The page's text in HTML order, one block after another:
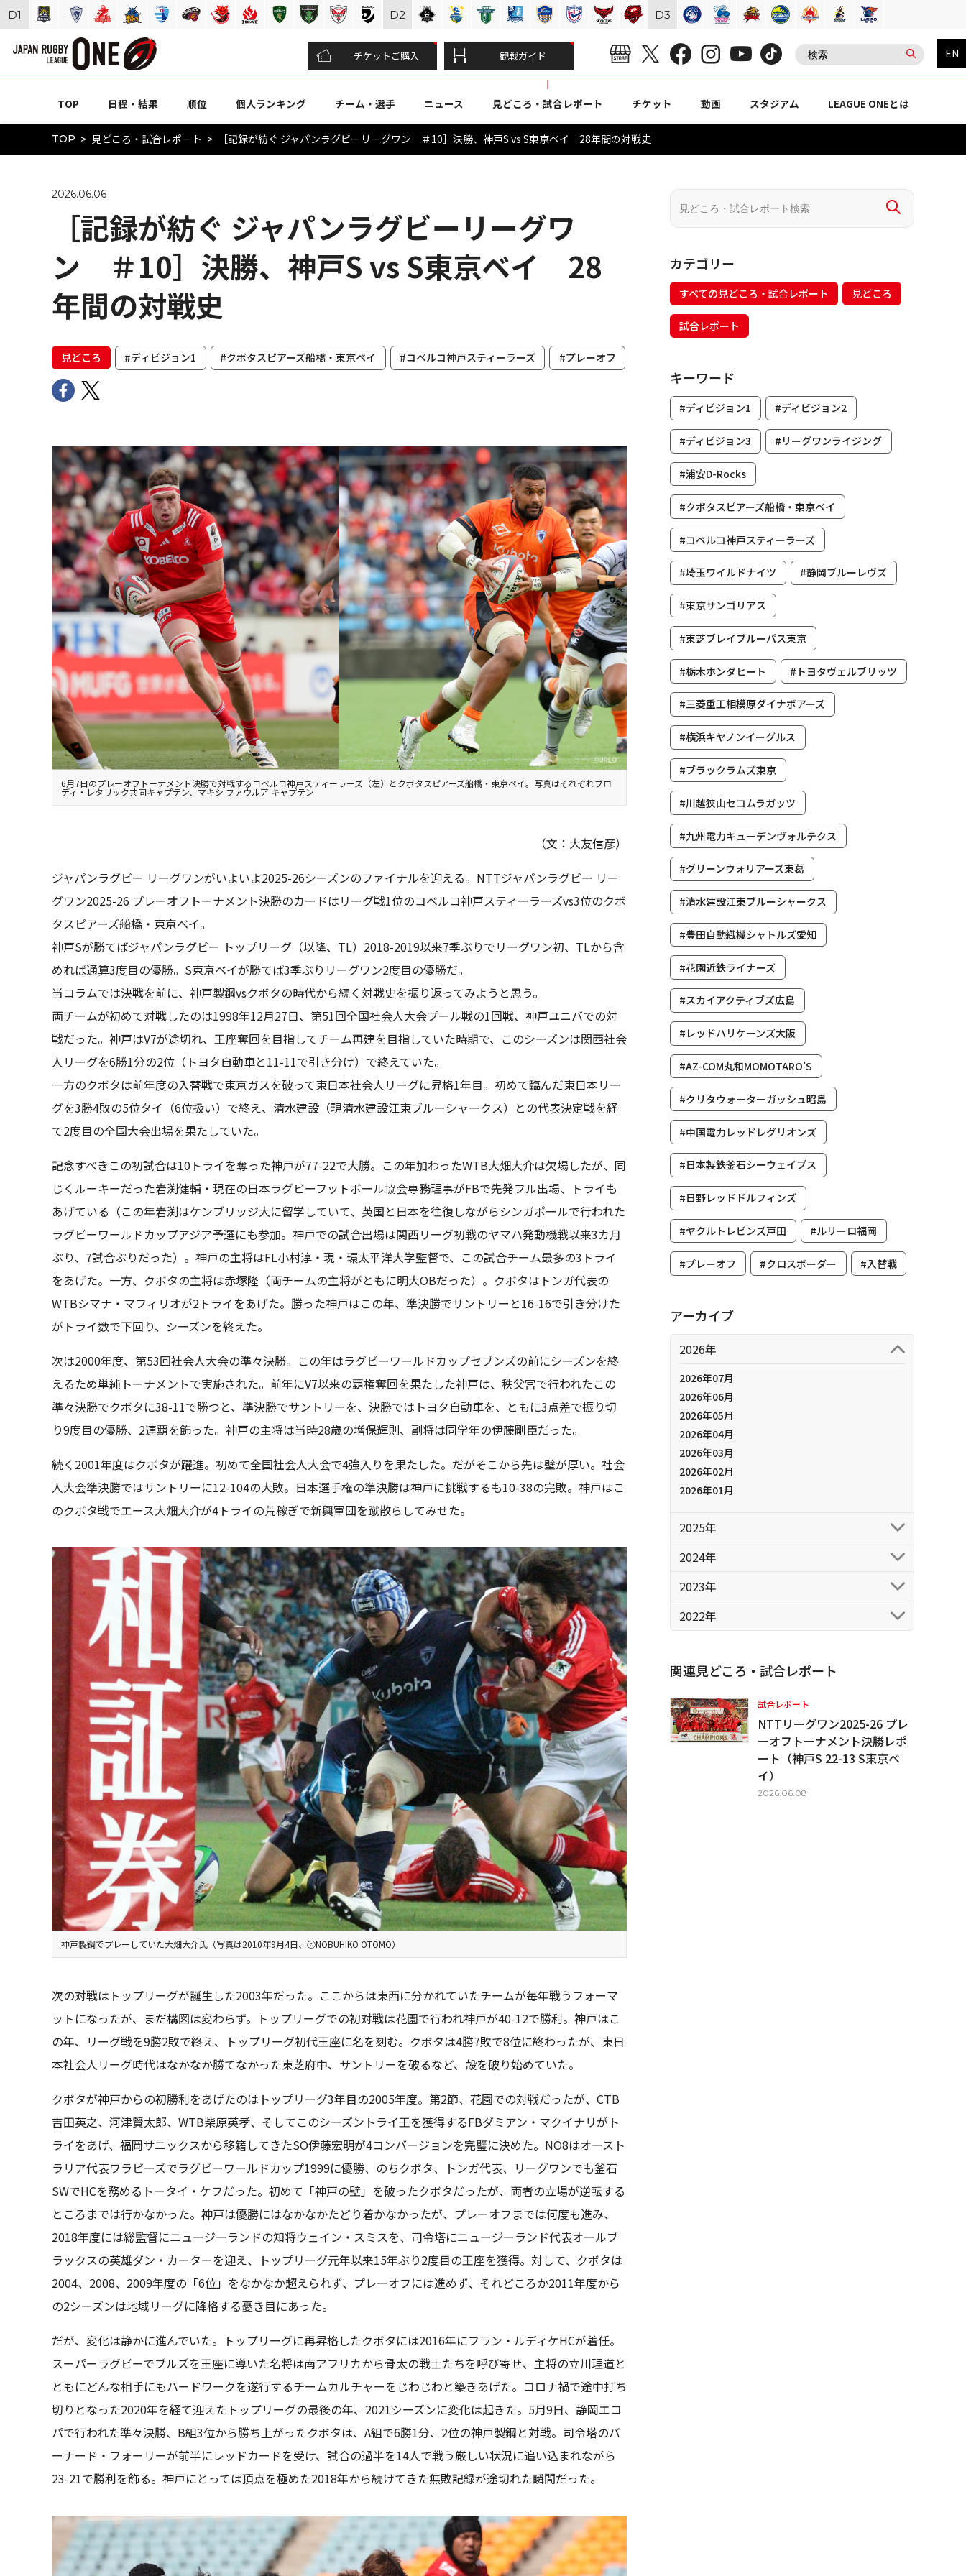
チケットご購入 観戦ガイド EN
TOP 日程・結果 順位 個人ランキング チーム・選手 ニュース 見どころ・試合レポート チケット 動画 スタジアム LEAGUE ONEとは
TOP 見どころ・試合レポート ［記録が紡ぐ ジャパンラグビーリーグワン ＃10］決勝、神戸S vs S東京ベイ 28年間の対戦史
2026.06.06
［記録が紡ぐ ジャパンラグビーリーグワ
ン ＃10］決勝、神戸S vs S東京ベイ 28
年間の対戦史
見どころ #ディビジョン1 #クボタスピアーズ船橋・東京ベイ #コベルコ神戸スティーラーズ #プレーオフ
6月7日のプレーオフトーナメント決勝で対戦するコベルコ神戸スティーラーズ（左）とクボタスピアーズ船橋・東京ベイ。写真はそれぞれブロ
ディ・レタリック共同キャプテン、マキシ ファウルア キャプテン
（文：大友信彦）
ジャパンラグビー リーグワンがいよいよ2025-26シーズンのファイナルを迎える。NTTジャパンラグビー リー
グワン2025-26 プレーオフトーナメント決勝のカードはリーグ戦1位のコベルコ神戸スティーラーズvs3位のクボ
タスピアーズ船橋・東京ベイ。
神戸Sが勝てばジャパンラグビー トップリーグ（以降、TL）2018-2019以来7季ぶりでリーグワン初、TLから含
めれば通算3度目の優勝。S東京ベイが勝てば3季ぶりリーグワン2度目の優勝だ。
当コラムでは決戦を前に、神戸製鋼vsクボタの時代から続く対戦史を振り返ってみようと思う。
両チームが初めて対戦したのは1998年12月27日、第51回全国社会人大会プール戦の1回戦、神戸ユニバでの対
戦だった。神戸はV7が途切れ、王座奪回を目指してチーム再建を目指していた時期で、このシーズンは関西社会
人リーグを6勝1分の2位（トヨタ自動車と11-11で引き分け）で終えていた。
一方のクボタは前年度の入替戦で東京ガスを破って東日本社会人リーグに昇格1年目。初めて臨んだ東日本リー
グを3勝4敗の5位タイ（6位扱い）で終え、清水建設（現清水建設江東ブルーシャークス）との代表決定戦を経
て2度目の全国大会出場を果たしていた。
記念すべきこの初試合は10トライを奪った神戸が77-22で大勝。この年加わったWTB大畑大介は欠場したが、同
じくルーキーだった岩渕健輔・現在の日本ラグビーフットボール協会専務理事がFBで先発フル出場、トライも
あげている（この年岩渕はケンブリッジ大に留学していて、英国と日本を往復しながらシンガポールで行われた
ラグビーワールドカップアジア予選にも参加。神戸での試合出場は関西リーグ初戦のヤマハ発動機戦以来3カ月
ぶり、7試合ぶりだった）。神戸の主将はFL小村淳・現・環太平洋大学監督で、この試合チーム最多の3トライ
をあげた。一方、クボタの主将は赤塚隆（両チームの主将がともに明大OBだった）。クボタはトンガ代表の
WTBシマナ・マフィリオが2トライをあげた。勝った神戸はこの年、準決勝でサントリーと16-16で引き分けた
がトライ数で下回り、シーズンを終えた。
次は2000年度、第53回社会人大会の準々決勝。この年はラグビーワールドカップセブンズの前にシーズンを終
えるため単純トーナメントで実施された。前年にV7以来の覇権奪回を果たした神戸は、秩父宮で行われたこの
準々決勝でクボタに38-11で勝つと、準決勝でサントリーを、決勝ではトヨタ自動車を、ともに3点差で振り切
り9度目の優勝、2連覇を飾った。神戸の主将は当時28歳の増保輝則、副将は同学年の伊藤剛臣だった。
続く2001年度はクボタが躍進。初めて全国社会人大会で4強入りを果たした。だがそこから先は壁が厚い。社会
人大会準決勝ではサントリーに12-104の大敗。日本選手権の準決勝は神戸に挑戦するも10-38の完敗。神戸はこ
のクボタ戦でエース大畑大介が4トライの荒稼ぎで新興軍団を蹴散らしてみせた。
神戸製鋼でプレーしていた大畑大介氏（写真は2010年9月4日、ⓒNOBUHIKO OTOMO）
次の対戦はトップリーグが誕生した2003年だった。ここからは東西に分かれていたチームが毎年戦うフォーマ
ットになったが、まだ構図は変わらず。トップリーグでの初対戦は花園で行われ神戸が40-12で勝利。神戸はこ
の年、リーグ戦を9勝2敗で終え、トップリーグ初代王座に名を刻む。クボタは4勝7敗で8位に終わったが、東日
本社会人リーグ時代はなかなか勝てなかった東芝府中、サントリーを破るなど、殻を破り始めていた。
クボタが神戸からの初勝利をあげたのはトップリーグ3年目の2005年度。第2節、花園での対戦だったが、CTB
吉田英之、河津賢太郎、WTB柴原英孝、そしてこのシーズントライ王を獲得するFBダミアン・マクイナリがト
ライをあげ、福岡サニックスから移籍してきたSO伊藤宏明が4コンバージョンを完璧に決めた。NO8はオースト
ラリア代表ワラビーズでラグビーワールドカップ1999に優勝、のちクボタ、トンガ代表、リーグワンでも釜石
SWでHCを務めるトータイ・ケフだった。初めて「神戸の壁」を破ったクボタだったが、両者の立場が逆転する
ところまでは行かなかった。神戸は優勝にはなかなかたどり着かなかったが、プレーオフまでは何度も進み、
2018年度には総監督にニュージーランドの知将ウェイン・スミスを、司令塔にニュージーランド代表オールブ
ラックスの英雄ダン・カーターを迎え、トップリーグ元年以来15年ぶり2度目の王座を獲得。対して、クボタは
2004、2008、2009年度の「6位」をなかなか超えられず、プレーオフには進めず、それどころか2011年度から
の2シーズンは地域リーグに降格する憂き目にあった。
だが、変化は静かに進んでいた。トップリーグに再昇格したクボタには2016年にフラン・ルディケHCが着任。
スーパーラグビーでブルズを王座に導いた名将は南アフリカから骨太の戦士たちを呼び寄せ、主将の立川理道と
ともにどんな相手にもハードワークを遂行するチームカルチャーをじわじわと築きあげた。コロナ禍で途中打ち
切りとなった2020年を経て迎えたトップリーグの最後の年、2021シーズンに変化は起きた。5月9日、静岡エコ
パで行われた準々決勝、B組3位から勝ち上がったクボタは、A組で6勝1分、2位の神戸製鋼と対戦。司令塔のバ
ーナード・フォーリーが前半にレッドカードを受け、試合の過半を14人で戦う厳しい状況に追い込まれながら
23-21で勝利を飾る。神戸にとっては頂点を極めた2018年から続けてきた無敗記録が途切れた瞬間だった。
カテゴリー
すべての見どころ・試合レポート 見どころ
試合レポート
キーワード
#ディビジョン1 #ディビジョン2
#ディビジョン3 #リーグワンライジング
#浦安D-Rocks
#クボタスピアーズ船橋・東京ベイ
#コベルコ神戸スティーラーズ
#埼玉ワイルドナイツ #静岡ブルーレヴズ
#東京サンゴリアス
#東芝ブレイブルーパス東京
#栃木ホンダヒート #トヨタヴェルブリッツ
#三菱重工相模原ダイナボアーズ
#横浜キヤノンイーグルス
#ブラックラムズ東京
#川越狭山セコムラガッツ
#九州電力キューデンヴォルテクス
#グリーンウォリアーズ東葛
#清水建設江東ブルーシャークス
#豊田自動織機シャトルズ愛知
#花園近鉄ライナーズ
#スカイアクティブズ広島
#レッドハリケーンズ大阪
#AZ-COM丸和MOMOTARO’S
#クリタウォーターガッシュ昭島
#中国電力レッドレグリオンズ
#日本製鉄釜石シーウェイブス
#日野レッドドルフィンズ
#ヤクルトレビンズ戸田 #ルリーロ福岡
#プレーオフ #クロスボーダー #入替戦
アーカイブ
2026年
2026年07月
2026年06月
2026年05月
2026年04月
2026年03月
2026年02月
2026年01月
2025年
2024年
2023年
2022年
関連見どころ・試合レポート
試合レポート
NTTリーグワン2025-26 プレ
ーオフトーナメント決勝レポ
ート（神戸S 22-13 S東京ベ
イ）
2026.06.08
D1 D2 D3